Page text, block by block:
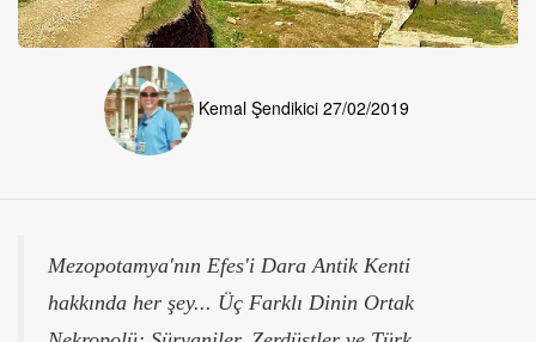
Kemal Şendikici 27/02/2019
Mezopotamya'nın Efes'i Dara Antik Kenti
hakkında her şey... Üç Farklı Dinin Ortak